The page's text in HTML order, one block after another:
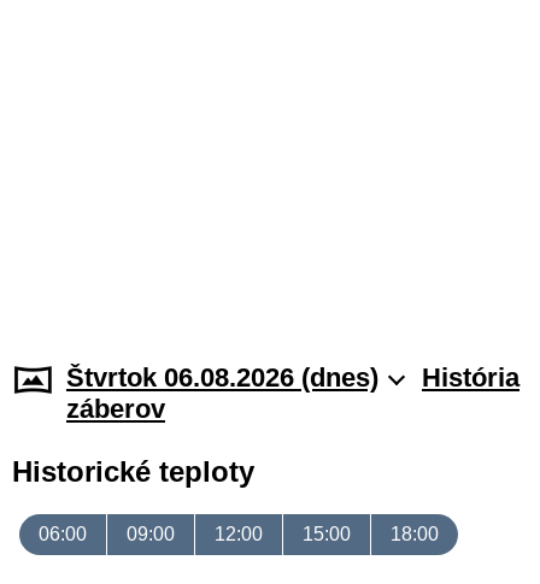
Štvrtok 06.08.2026 (dnes)
História
záberov
Historické teploty
06:00 09:00 12:00 15:00 18:00